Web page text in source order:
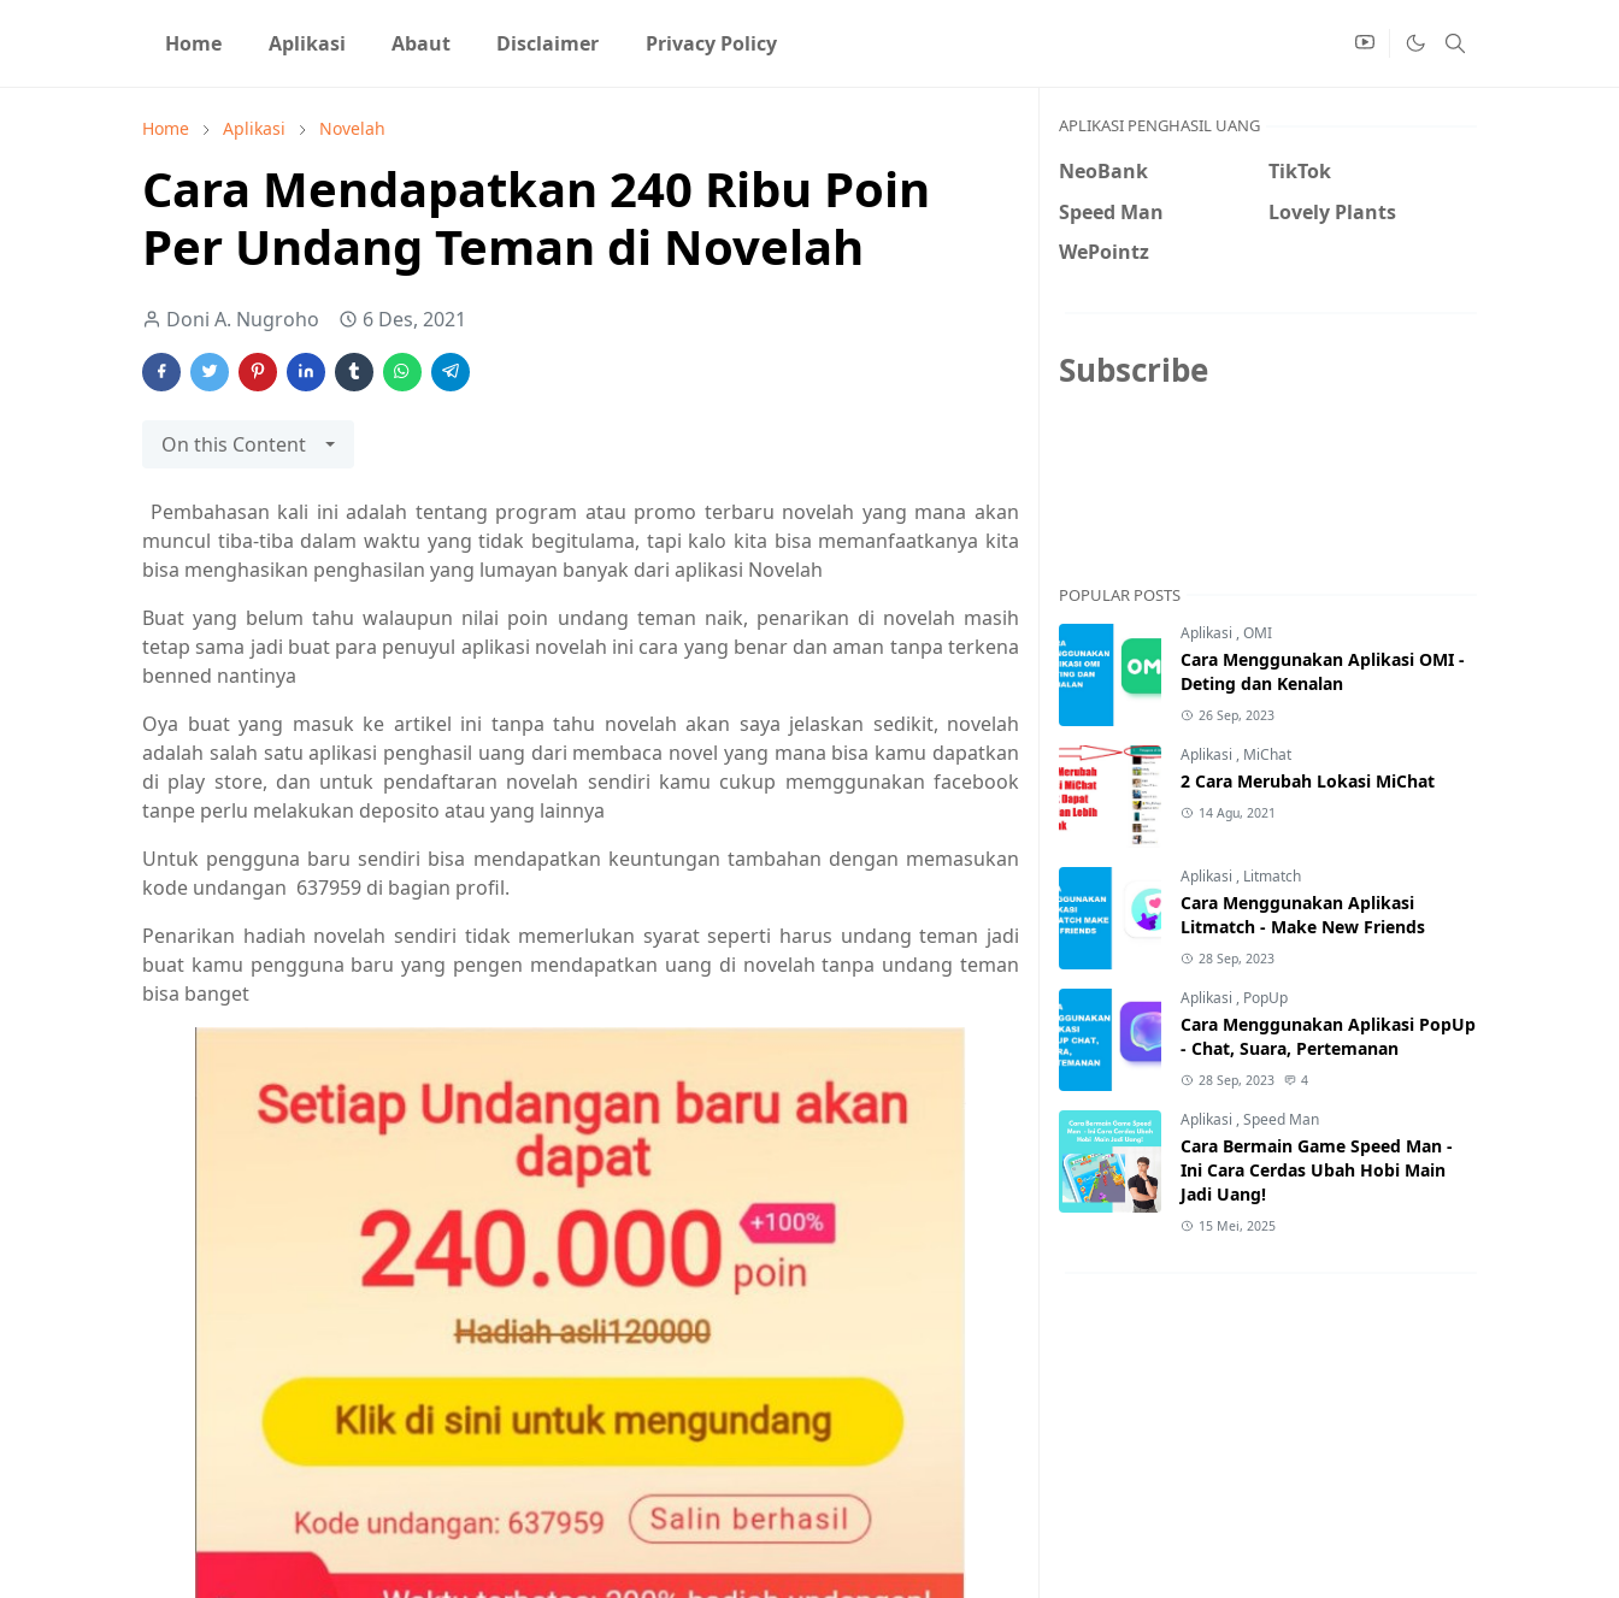
Home Aplikasi Abaut Disclaimer Privacy Policy
Home Aplikasi Novelah
Cara Mendapatkan 240 Ribu Poin
Per Undang Teman di Novelah
Doni A. Nugroho 6 Des, 2021
On this Content
Pembahasan kali ini adalah tentang program atau promo terbaru novelah yang mana akan
muncul tiba-tiba dalam waktu yang tidak begitulama, tapi kalo kita bisa memanfaatkanya kita
bisa menghasikan penghasilan yang lumayan banyak dari aplikasi Novelah
Buat yang belum tahu walaupun nilai poin undang teman naik, penarikan di novelah masih
tetap sama jadi buat para penuyul aplikasi novelah ini cara yang benar dan aman tanpa terkena
benned nantinya
Oya buat yang masuk ke artikel ini tanpa tahu novelah akan saya jelaskan sedikit, novelah
adalah salah satu aplikasi penghasil uang dari membaca novel yang mana bisa kamu dapatkan
di play store, dan untuk pendaftaran novelah sendiri kamu cukup memggunakan facebook
tanpe perlu melakukan deposito atau yang lainnya
Untuk pengguna baru sendiri bisa mendapatkan keuntungan tambahan dengan memasukan
kode undangan 637959 di bagian profil.
Penarikan hadiah novelah sendiri tidak memerlukan syarat seperti harus undang teman jadi
buat kamu pengguna baru yang pengen mendapatkan uang di novelah tanpa undang teman
bisa banget
APLIKASI PENGHASIL UANG
NeoBank
TikTok
Speed Man
Lovely Plants
WePointz
Subscribe
POPULAR POSTS
Aplikasi ,OMI
Cara Menggunakan Aplikasi OMI -
Deting dan Kenalan
26 Sep, 2023
Aplikasi , MiChat
2 Cara Merubah Lokasi MiChat
14 Agu, 2021
Aplikasi , Litmatch
Cara Menggunakan Aplikasi
Litmatch - Make New Friends
28 Sep, 2023
Aplikasi , PopUp
Cara Menggunakan Aplikasi PopUp
- Chat, Suara, Pertemanan
28 Sep, 2023 4
Aplikasi ,Speed Man
Cara Bermain Game Speed Man -
Ini Cara Cerdas Ubah Hobi Main
Jadi Uang!
15 Mei, 2025